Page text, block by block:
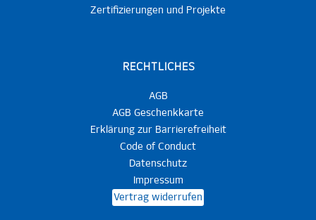
Zertifizierungen und Projekte
RECHTLICHES
AGB
AGB Geschenkkarte
Erklärung zur Barrierefreiheit
Code of Conduct
Datenschutz
Impressum
Vertrag widerrufen